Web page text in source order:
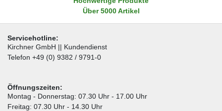
Über 5000 Artikel
Servicehotline:
Kirchner GmbH || Kundendienst
Telefon +49 (0) 9382 / 9791-0
Öffnungszeiten:
Montag - Donnerstag: 07.30 Uhr - 17.00 Uhr
Freitag: 07.30 Uhr - 14.30 Uhr